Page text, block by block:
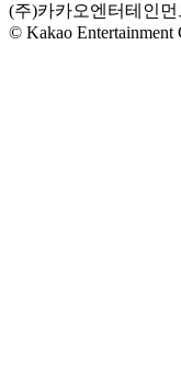
(주)카카오엔터테인먼
© Kakao Entertainment